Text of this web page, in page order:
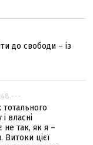
до свободи – із
тотального
власні
так, як я –
Витоки цієї